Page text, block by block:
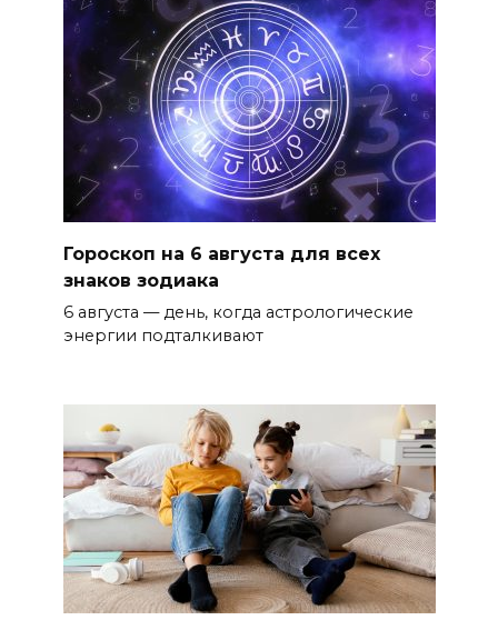
Гороскоп на 6 августа для всех
знаков зодиака
6 августа — день, когда астрологические
энергии подталкивают